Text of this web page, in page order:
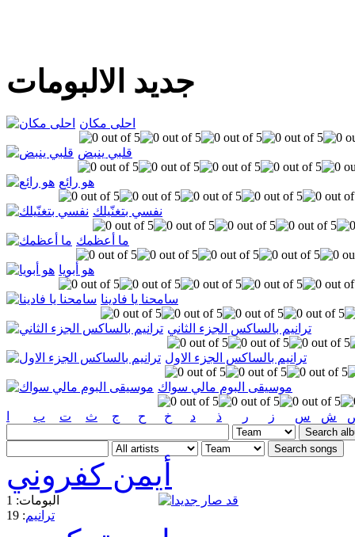
جديد الالبومات
احلى مكان
قلبي ينبض
هو رائع
نفسي بتغنّيلك
ما أعظمك
هو أبويا
سامحنا يا فادينا
ترانيم بالساكس الجزء الثاني
ترانيم بالساكس الجزء الاول
موسيقى البوم مالي سواك
ب ت ث ج ح خ د ذ ر ز س ش
أيمن كفروني
البومات: 1
ترانيم: 19